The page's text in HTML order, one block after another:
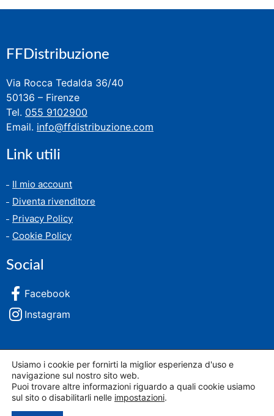
FFDistribuzione
Via Rocca Tedalda 36/40
50136 – Firenze
Tel. 055 9102900
Email. info@ffdistribuzione.com
Link utili
Il mio account
Diventa rivenditore
Privacy Policy
Cookie Policy
Social
Facebook
Instagram
© 2026 FFDistribuzione SRL | via rocca tedalda 36/40, 50136, Firenze | P.I.
07233890487 | REA FI-689265
Creato da: Leonardo Barni
Usiamo i cookie per fornirti la miglior esperienza d'uso e
navigazione sul nostro sito web.
Puoi trovare altre informazioni riguardo a quali cookie usiamo
sul sito o disabilitarli nelle impostazioni.